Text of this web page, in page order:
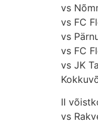
vs
vs FC
vs
vs FC
vs JK
II
vs